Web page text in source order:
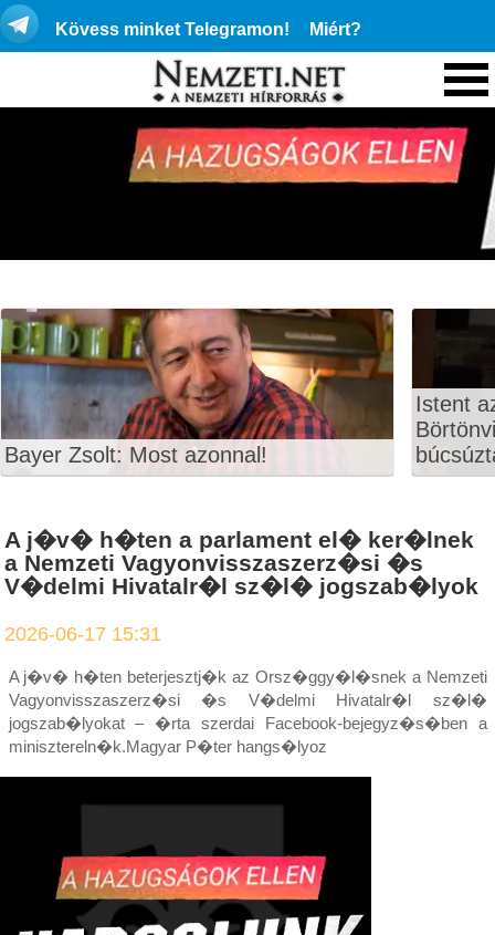
Kövess minket Telegramon! Miért?
Bayer Zsolt: Most azonnal!
Istent
A j�v� h�ten a parlament el� ker�lnek
a Nemzeti Vagyonvisszaszerz�si �s
V�delmi Hivatalr�l sz�l� jogszab�lyok
2026-06-17 15:31
A j�v� h�ten beterjesztj�k az Orsz�ggy�l�snek a Nemzeti
Vagyonvisszaszerz�si �s V�delmi Hivatalr�l sz�l�
jogszab�lyokat – �rta szerdai Facebook-bejegyz�s�ben a
minisztereln�k.Magyar P�ter hangs�lyoz